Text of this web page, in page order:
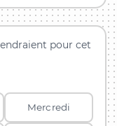
pour cet
Mercredi